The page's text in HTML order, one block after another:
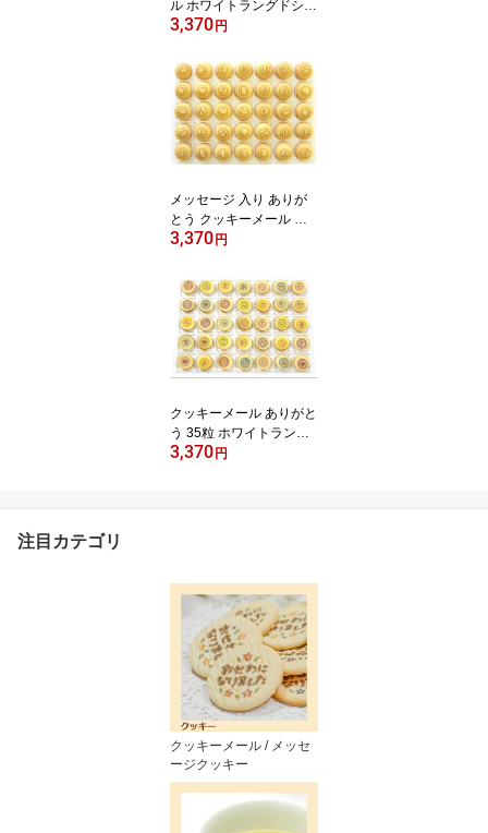
ル ホワイトラングドシャ
03-AR-BA 35粒 感謝 お
お菓子 ギフト 焼き菓子
送料無料クリスマス
3,370 円
メッセージ 入り ありが
とう クッキーメール バ
タークッキー 35個 プレ
内祝 お返し 結婚記念日
贈り物 贈答 職場 可愛い
人気 詰め合わせ クッキ
ー お菓子 洋菓子 焼き菓
子 ギフト お取り寄せ お
すすめ 送料無料クリスマ
3,370 円
クッキーメール ありがと
う 35粒 ホワイトラング
ドシャ サンドクッキー
リスマス
3,370 円
注目カテゴリ
クッキーメール / メッセ
ージクッキー